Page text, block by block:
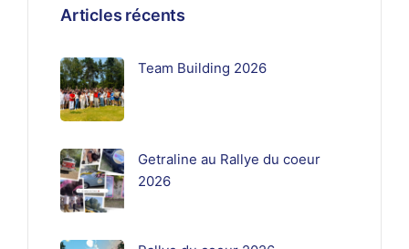
Articles récents
Team Building 2026
Getraline au Rallye du coeur
2026